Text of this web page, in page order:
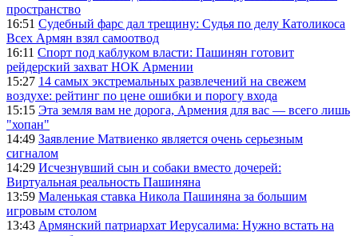
пространство
16:51 Судебный фарс дал трещину: Судья по делу Католикоса
Всех Армян взял самоотвод
16:11 Спорт под каблуком власти: Пашинян готовит
рейдерский захват НОК Армении
15:27 14 самых экстремальных развлечений на свежем
воздухе: рейтинг по цене ошибки и порогу входа
15:15 Эта земля вам не дорога, Армения для вас — всего лишь
"хопан"
14:49 Заявление Матвиенко является очень серьезным
сигналом
14:29 Исчезнувший сын и собаки вместо дочерей:
Виртуальная реальность Пашиняна
13:59 Маленькая ставка Никола Пашиняна за большим
игровым столом
13:43 Армянский патриархат Иерусалима: Нужно встать на